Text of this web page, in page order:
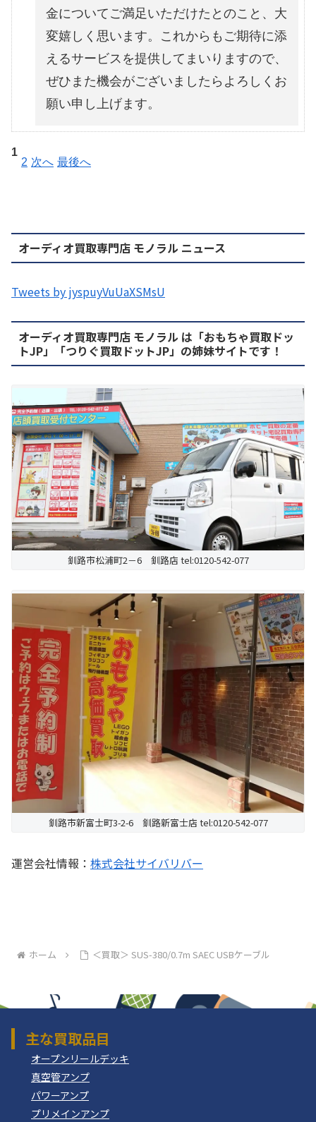
金についてご満足いただけたとのこと、大
変嬉しく思います。これからもご期待に添
えるサービスを提供してまいりますので、
ぜひまた機会がございましたらよろしくお
願い申し上げます。
1
2 次へ 最後へ
オーディオ買取専門店 モノラル ニュース
Tweets by jyspuyVuUaXSMsU
オーディオ買取専門店 モノラル は「おもちゃ買取ドッ
トJP」「つりぐ買取ドットJP」の姉妹サイトです！
釧路市松浦町2－6 釧路店 tel:0120-542-077
釧路市新富士町3-2-6 釧路新富士店 tel:0120-542-077
運営会社情報： 株式会社サイバリバー
ホーム ＜買取＞ SUS-380/0.7m SAEC USBケーブル
主な買取品目
オープンリールデッキ
真空管アンプ
パワーアンプ
プリメインアンプ